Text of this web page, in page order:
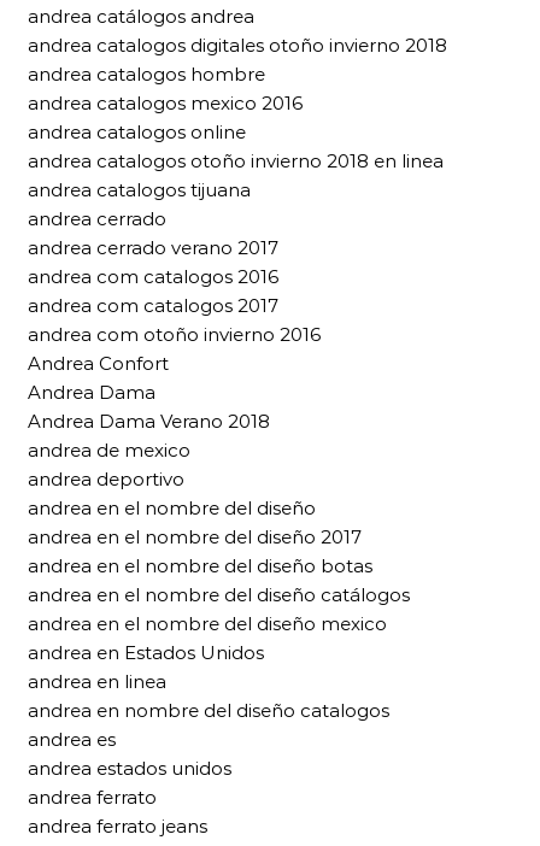
andrea catálogos andrea
andrea catalogos digitales otoño invierno 2018
andrea catalogos hombre
andrea catalogos mexico 2016
andrea catalogos online
andrea catalogos otoño invierno 2018 en linea
andrea catalogos tijuana
andrea cerrado
andrea cerrado verano 2017
andrea com catalogos 2016
andrea com catalogos 2017
andrea com otoño invierno 2016
Andrea Confort
Andrea Dama
Andrea Dama Verano 2018
andrea de mexico
andrea deportivo
andrea en el nombre del diseño
andrea en el nombre del diseño 2017
andrea en el nombre del diseño botas
andrea en el nombre del diseño catálogos
andrea en el nombre del diseño mexico
andrea en Estados Unidos
andrea en linea
andrea en nombre del diseño catalogos
andrea es
andrea estados unidos
andrea ferrato
andrea ferrato jeans